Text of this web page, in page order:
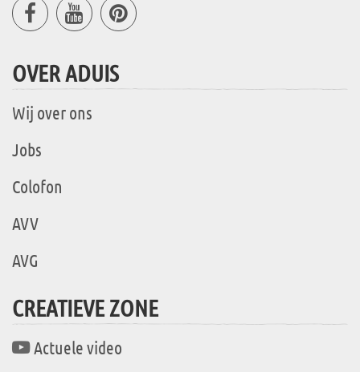
OVER ADUIS
Wij over ons
Jobs
Colofon
AVV
AVG
CREATIEVE ZONE
Actuele video